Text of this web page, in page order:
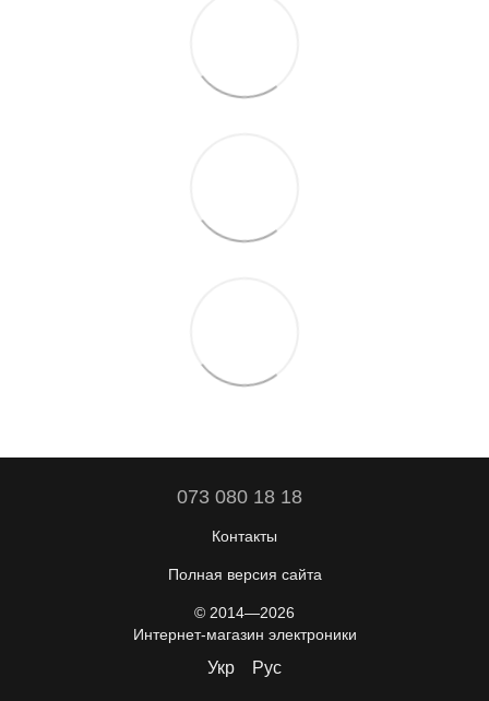
073 080 18 18
Контакты
Полная версия сайта
© 2014—2026
Интернет-магазин электроники
Укр Рус